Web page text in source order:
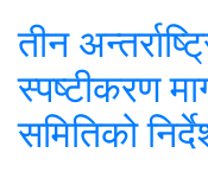
तीन
स्पष्टीकरण
समितिको